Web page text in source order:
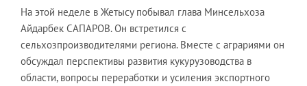
На этой неделе в Жетысу побывал глава Минсельхоза
Айдарбек САПАРОВ. Он встретился с
сельхозпроизводителями региона. Вместе с аграриями он
обсуждал перспективы развития кукурузоводства в
области, вопросы переработки и усиления экспортного